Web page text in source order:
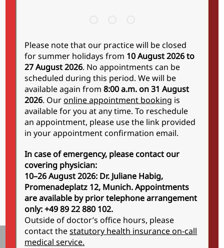
Bitte wählen Sie jetzt einen Termin aus.
Privatrezept bestellen
Please note that our practice will be closed
for summer holidays from 10 August 2026 to
27 August 2026. No appointments can be
scheduled during this period. We will be
available again from8:00 a.m. on 31 August
2026. Ouronline appointment booking is
available for you at any time. To reschedule
an appointment, please use the link provided
in your appointment confirmation email.
In case of emergency, please contact our
covering physician:
10–26 August 2026: Dr. Juliane Habig,
Promenadeplatz 12, Munich.Appointments
are available by prior telephone arrangement
only: +49 89 22 880 102.
Outside of doctor’s office hours, please
contact thestatutory health insurance on-call
medical service.